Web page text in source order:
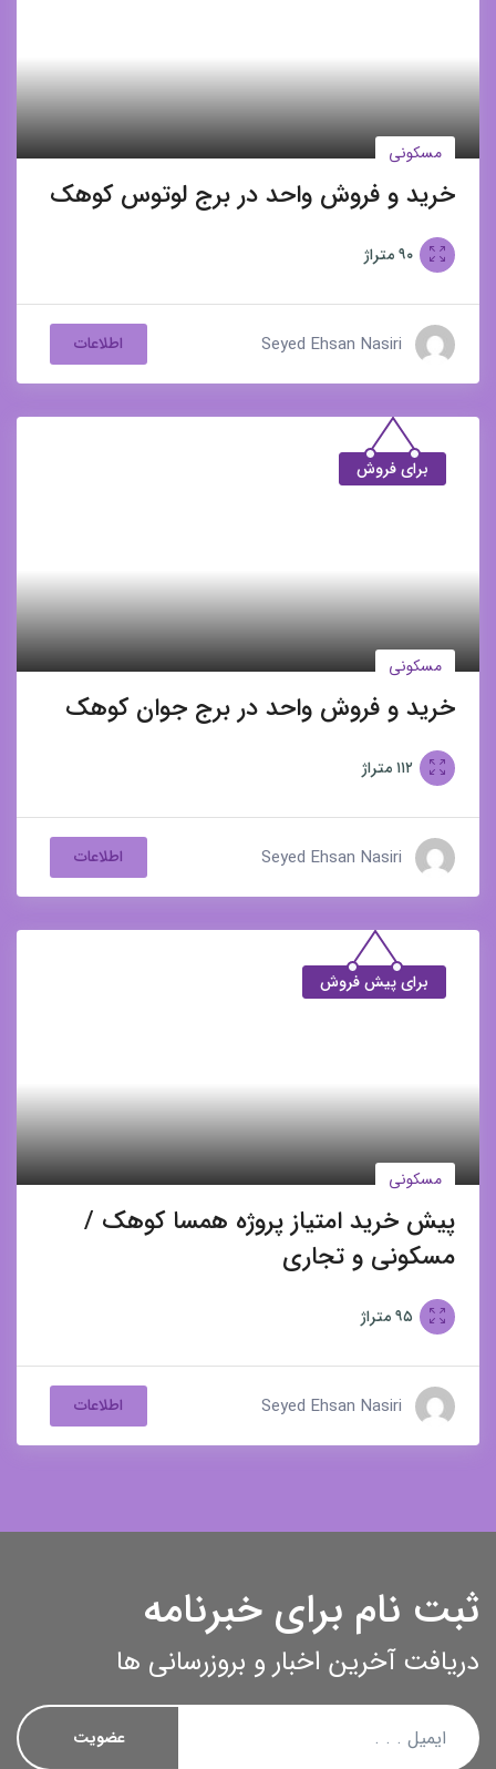
مسکونی
خرید و فروش واحد در برج لوتوس کوهک
۹۰متراژ
Seyed Ehsan Nasiri اطلاعات
برای فروش
مسکونی
خرید و فروش واحد در برج جوان کوهک
۱۱۲متراژ
Seyed Ehsan Nasiri اطلاعات
برای پیش فروش
مسکونی
پیش خرید امتیاز پروژه همسا کوهک /
مسکونی و تجاری
۹۵متراژ
Seyed Ehsan Nasiri اطلاعات
ثبت نام برای خبرنامه
دریافت آخرین اخبار و بروزرسانی ها